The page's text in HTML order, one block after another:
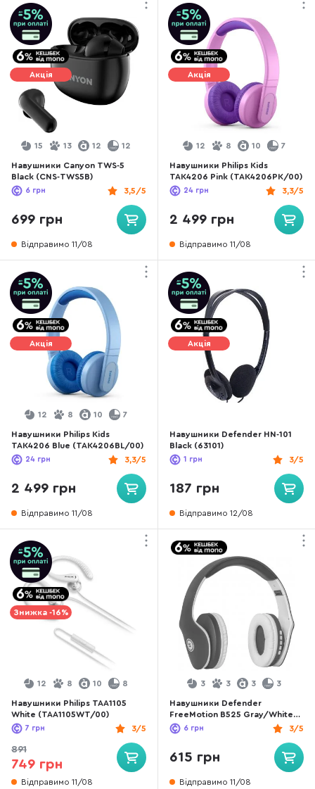
Акція
15 13 12 12
Навушники Canyon TWS-5
Black (CNS-TWS5B)
3,5/5
6 грн
699 грн
Відправимо 11/08
Акція
12 8 10 7
Навушники Philips Kids
TAK4206 Pink (TAK4206PK/00)
3,3/5
24 грн
2 499 грн
Відправимо 11/08
Акція
12 8 10 7
Навушники Philips Kids
TAK4206 Blue (TAK4206BL/00)
3,3/5
24 грн
2 499 грн
Відправимо 11/08
Акція
Навушники Defender HN-101
Black (63101)
3/5
1 грн
187 грн
Відправимо 12/08
Знижка -16%
12 8 10 8
Навушники Philips TAA1105
White (TAA1105WT/00)
3/5
7 грн
891
749 грн
Відправимо 11/08
3 3 3 3
Навушники Defender
FreeMotion B525 Gray/White
(63527)
3/5
6 грн
615 грн
Відправимо 11/08